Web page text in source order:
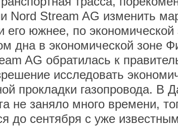
Nord Stream AG изменить
его южнее, по
дна в экономической зоне
AG обратилась к
исследовать
прокладки газопровода. В
не заняло много времени,
до сентября с уже